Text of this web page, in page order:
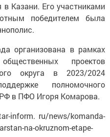
Казани. Его участниками
победителем была
организована в рамках
проектов
округа в 2023/2024
полномочного
в ПФО Игоря Комарова.
inform. ru/news/komanda-
na-okruznom-etape-